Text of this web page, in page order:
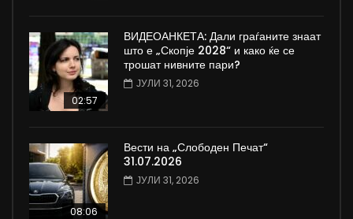
02:57
ВИДЕОАНКЕТА: Дали граѓаните знаат
што е „Скопје 2028“ и како ќе се
трошат нивните пари?
ЈУЛИ 31, 2026
08:06
Вести на „Слободен Печат“
31.07.2026
ЈУЛИ 31, 2026